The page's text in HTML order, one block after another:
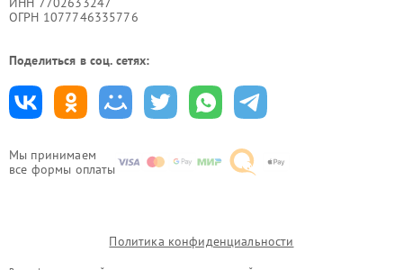
Мы принимаем
все формы оплаты
ОГРН 1077746335776
Поделиться в соц. сетях:
Политика конфиденциальности